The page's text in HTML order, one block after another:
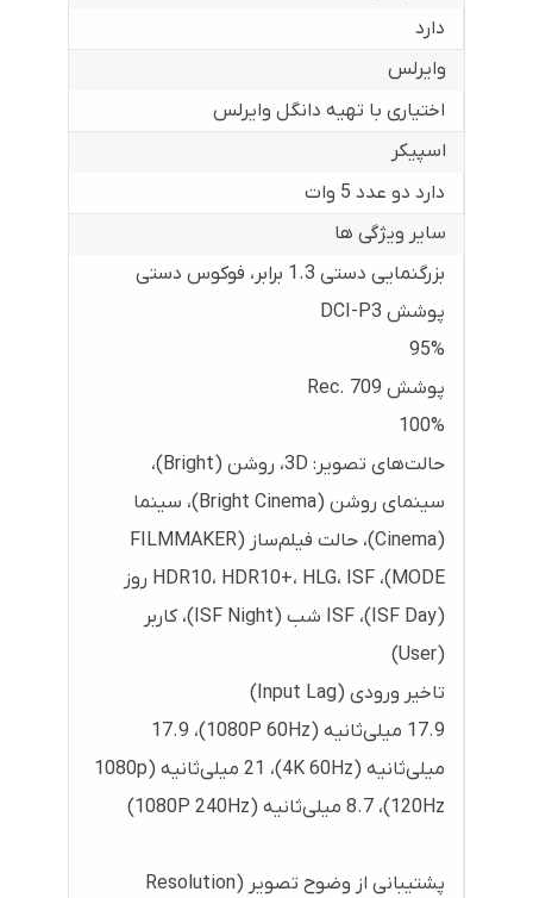
دارد
وایرلس
اختیاری با تهیه دانگل وایرلس
اسپیکر
دارد دو عدد 5 وات
سایر ویژگی ها
بزرگنمایی دستی 1.3 برابر، فوکوس دستی
پوشش DCI-P3
95%
پوشش Rec. 709
100%
حالت‌های تصویر: 3D، روشن (Bright)،
سینمای روشن (Bright Cinema)، سینما
(Cinema)، حالت فیلم‌ساز (FILMMAKER
MODE)، HDR10، HDR10+، HLG، ISF روز
(ISF Day)، ISF شب (ISF Night)، کاربر
(User)
تاخیر ورودی (Input Lag)
17.9 میلی‌ثانیه (1080P 60Hz)، 17.9
میلی‌ثانیه (4K 60Hz)، 21 میلی‌ثانیه (1080p
120Hz)، 8.7 میلی‌ثانیه (1080P 240Hz)
پشتیبانی از وضوح تصویر (Resolution